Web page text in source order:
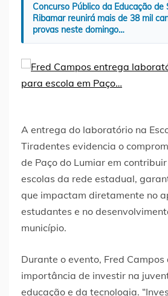
Concurso Público da Educação de
Ribamar reunirá mais de 38 mil
provas neste domingo…
A entrega do laboratório na
Tiradentes evidencia o
de Paço do Lumiar em
escolas da rede estadual,
que impactam diretamente no
estudantes e no
município.
Durante o evento, Fred Campos
importância de investir na
educação e da tecnologia.